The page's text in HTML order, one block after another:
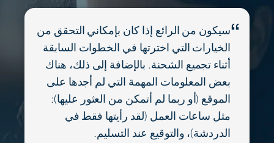
سيكون من الرائع إذا كان بإمكاني التحقق من
الخيارات التي اخترتها في الخطوات السابقة
أثناء تجميع الشحنة. بالإضافة إلى ذلك، هناك
بعض المعلومات المهمة التي لم أجدها على
الموقع (أو ربما لم أتمكن من العثور عليها):
مثل ساعات العمل (لقد رأيتها فقط في
الدردشة)، والتوقيع عند التسليم.